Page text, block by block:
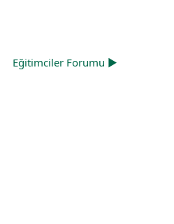
Eğitimciler Forumu ▶︎